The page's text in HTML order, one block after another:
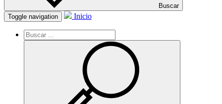
Buscar
Toggle navigation
Inicio